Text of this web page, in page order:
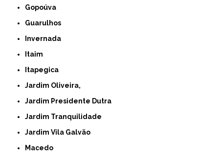
Gopoúva
Guarulhos
Invernada
Itaim
Itapegica
Jardim Oliveira,
Jardim Presidente Dutra
Jardim Tranquilidade
Jardim Vila Galvão
Macedo